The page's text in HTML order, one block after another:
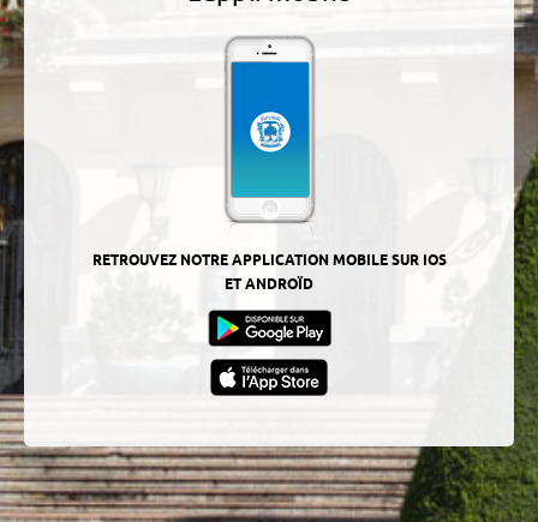
RETROUVEZ NOTRE APPLICATION MOBILE SUR IOS
ET ANDROÏD